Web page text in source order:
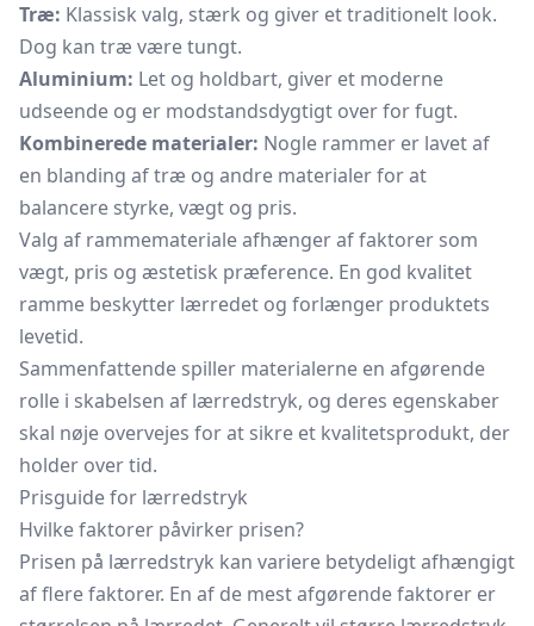
Træ: Klassisk valg, stærk og giver et traditionelt look.
Dog kan træ være tungt.
Aluminium: Let og holdbart, giver et moderne
udseende og er modstandsdygtigt over for fugt.
Kombinerede materialer: Nogle rammer er lavet af
en blanding af træ og andre materialer for at
balancere styrke, vægt og pris.
Valg af rammemateriale afhænger af faktorer som
vægt, pris og æstetisk præference. En god kvalitet
ramme beskytter lærredet og forlænger produktets
levetid.
Sammenfattende spiller materialerne en afgørende
rolle i skabelsen af lærredstryk, og deres egenskaber
skal nøje overvejes for at sikre et kvalitetsprodukt, der
holder over tid.
Prisguide for lærredstryk
Hvilke faktorer påvirker prisen?
Prisen på lærredstryk kan variere betydeligt afhængigt
af flere faktorer. En af de mest afgørende faktorer er